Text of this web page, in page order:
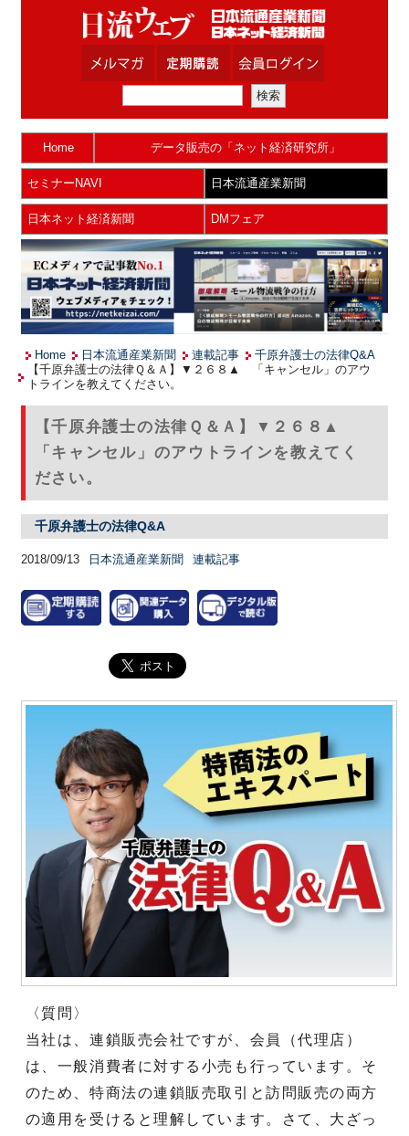
Home データ販売の「ネット経済研究所」
セミナーNAVI 日本流通産業新聞
日本ネット経済新聞 DMフェア
Home 日本流通産業新聞 連載記事
千原弁護士の法律Q&A
【千原弁護士の法律Ｑ＆Ａ】▼２６８▲ 「キャンセル」のアウ
トラインを教えてください。
【千原弁護士の法律Ｑ＆Ａ】▼２６８▲
「キャンセル」のアウトラインを教えてく
ださい。
千原弁護士の法律Q&A
2018/09/13 日本流通産業新聞 連載記事
〈質問〉
当社は、連鎖販売会社ですが、会員（代理店）
は、一般消費者に対する小売も行っています。そ
のため、特商法の連鎖販売取引と訪問販売の両方
の適用を受けると理解しています。さて、大ざっ